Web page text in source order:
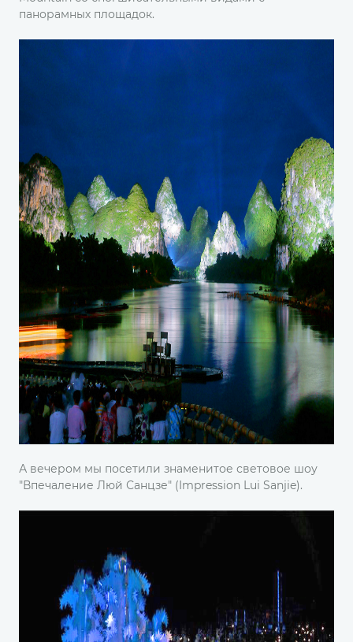
панорамных площадок.
А вечером мы посетили знаменитое световое шоу
"Впечаление Люй Санцзе" (Impression Lui Sanjie).